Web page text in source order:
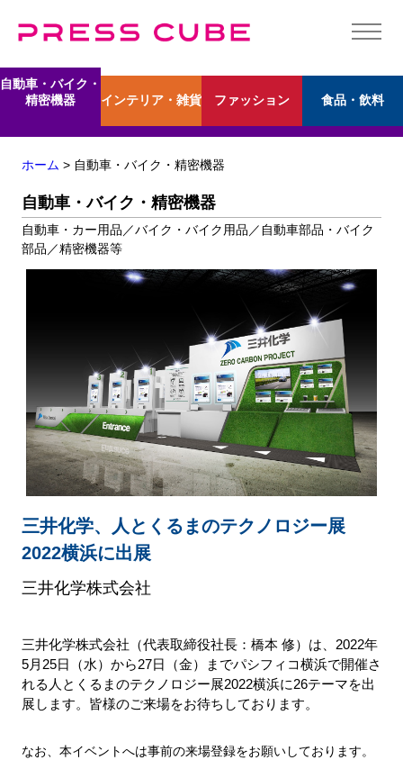
自動車・バイク・
精密機器
インテリア・雑貨 ファッション 食品・飲料
ホーム > 自動車・バイク・精密機器
自動車・バイク・精密機器
自動車・カー用品／バイク・バイク用品／自動車部品・バイク
部品／精密機器等
三井化学、人とくるまのテクノロジー展
2022横浜に出展
三井化学株式会社
三井化学株式会社（代表取締役社長：橋本 修）は、2022年
5月25日（水）から27日（金）までパシフィコ横浜で開催さ
れる人とくるまのテクノロジー展2022横浜に26テーマを出
展します。皆様のご来場をお待ちしております。
なお、本イベントへは事前の来場登録をお願いしております。